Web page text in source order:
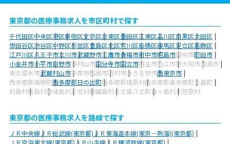
東京都の医療事務求人を市区町村で探す
千代田区中央区港区新宿区文京区台東区墨田区江東区品川区目黒区大田区
世田谷区渋谷区中野区杉並区豊島区北区荒川区板橋区練馬区足立区葛飾区
江戸川区八王子市立川市武蔵野市三鷹市青梅市府中市昭島市調布市町田市
小金井市小平市日野市東村山市国分寺市国立市福生市狛江市東大和市清瀬市
東久留米市武蔵村山市多摩市稲城市羽村市あきる野市西東京市
西多摩郡瑞穂町西多摩郡日の出町西多摩郡檜原村西多摩郡奥多摩町大島町
利島村新島村神津島村三宅村御蔵島村八丈島八丈町青ヶ島村小笠原村
東京都の医療事務求人を路線で探す
ＪＲ中央線ＪＲ総武線(東京都)ＪＲ東海道本線(東京－熱海)(東京都)
ＪＲ京浜東北線(東京都)ＪＲ山手線ＪＲ横須賀線(東京都)